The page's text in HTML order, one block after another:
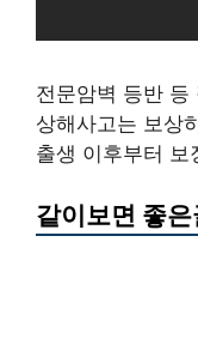
전문암벽 등반
상해사고는 보상
출생 이후부터 보
같이보면 좋은